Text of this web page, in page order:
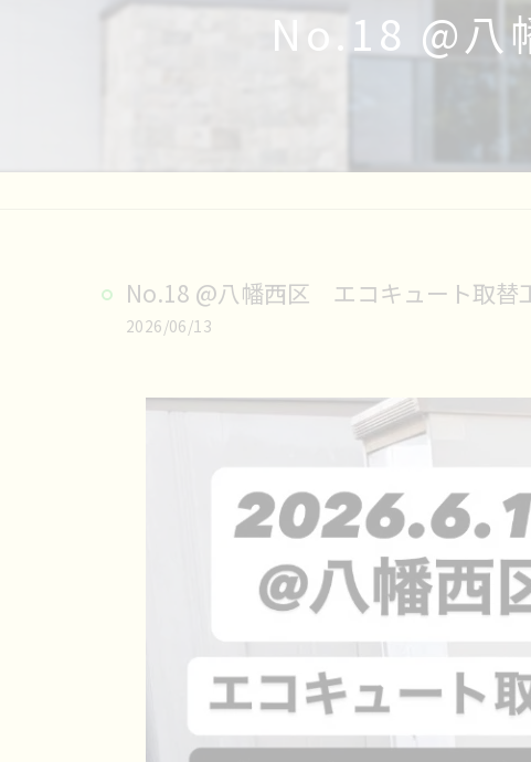
No.18 @八
No.18 @八幡西区 エコキュート取替
2026/06/13